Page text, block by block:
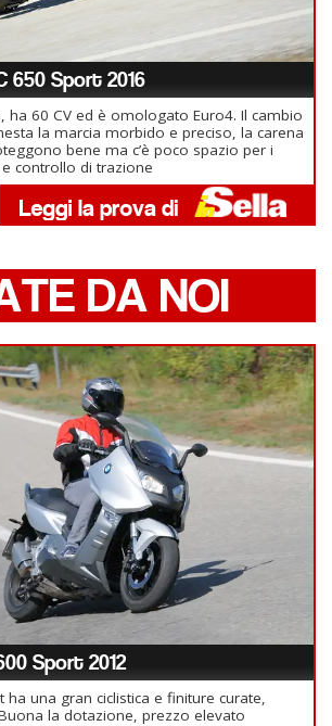
650 Sport 2016
ha 60 CV ed è omologato Euro4. Il cambio
la marcia morbido e preciso, la carena
bene ma c’è poco spazio per i
controllo di trazione
DA NOI
Sport 2012
ha una gran ciclistica e finiture curate,
la dotazione, prezzo elevato